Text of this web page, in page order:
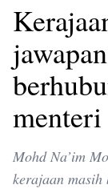
menteri
Mohd Na’im
kerajaan masih